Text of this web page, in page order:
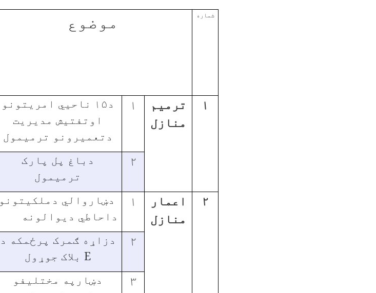
شماره موضوع
۱
ترمیم
منازل
۱
د۱۵ ناحیي امریتونو
اوتفتیش مدیریت
دتعمیرونو ترمیمول
۲
دباغ پل پارک
ترمیمول
۲
اعمار
منازل
۱
دښاروالي دملکیتونو
داحاطي دیوالونه
۲
دزاړه ګمرک پرځمکه د
E بلاک جوړول
۳
دښارپه مختلیفو